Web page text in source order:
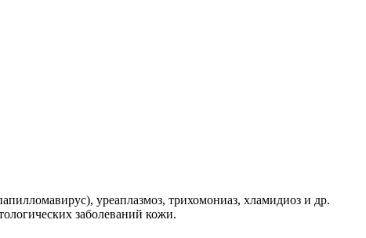
уреаплазмоз, трихомониаз, хламидиоз и др.
заболеваний кожи.